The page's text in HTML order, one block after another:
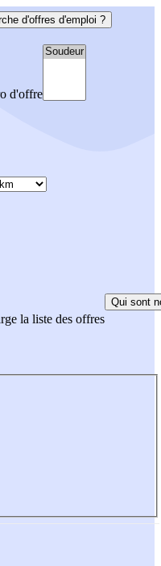
d'offres d'emploi ?
d'offre
la liste des offres
Qui sont